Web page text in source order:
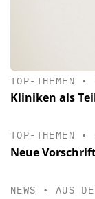
TOP-THEMEN •
Kliniken als
TOP-THEMEN •
Neue
NEWS • AUS